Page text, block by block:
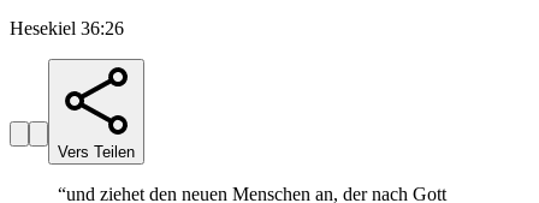
Hesekiel 36:26
Vers Teilen
“und ziehet den neuen Menschen an, der nach Gott